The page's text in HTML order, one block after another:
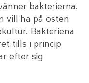
bakterierna.
vill ha på osten
Bakteriena
tills i princip
efter sig